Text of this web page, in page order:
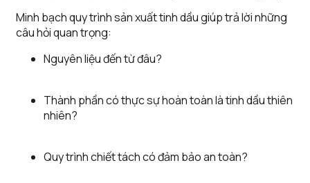
Minh bạch quy trình sản xuất tinh dầu giúp trả lời những
câu hỏi quan trọng:
Nguyên liệu đến từ đâu?
Thành phần có thực sự hoàn toàn là tinh dầu thiên
nhiên?
Quy trình chiết tách có đảm bảo an toàn?